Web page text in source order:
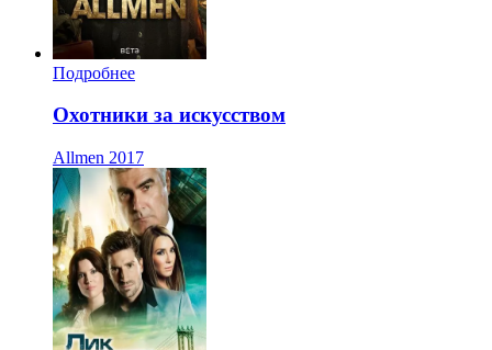
Подробнее
Охотники за искусством
Allmen 2017